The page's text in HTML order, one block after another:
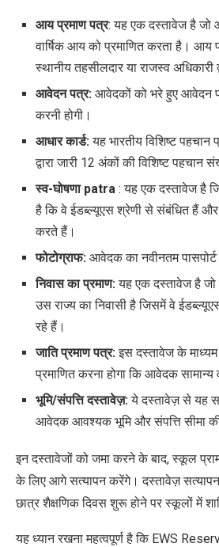
आय प्रमाण पत्र: यह एक दस्तावेज है जो
वार्षिक आय को प्रमाणित करता है। आय
स्थानीय तहसीलदार या राजस्व अधिकारी
आवेदन पत्र: आवेदकों को भरे हुए आवेदन
करनी होगी।
आधार कार्ड:यह भारतीय विशिष्ट
द्वारा जारी 12 अंकों की विशिष्ट पहचान
स्व-घोषणाpatra : यह एक दस्तावेज है
है कि वे ईडब्ल्यूएस श्रेणी से संबंधित हैं और
करते हैं।
फोटोग्राफ: आवेदक का नवीनतम
निवास का प्रमाण:यह एक दस्तावेज है
उस राज्य का निवासी है जिसमें वे
रहे हैं।
जाति प्रमाण पत्र:इस दस्तावेज के
प्रमाणित करना होगा कि आवेदक सामान्य
भूमि/संपत्ति दस्तावेज़:ये दस्तावेज़ से यह
आवेदक आवश्यक भूमि और संपत्ति सीमा की
इन दस्तावेजों को जमा करने के बाद,स्कूल
के लिए आगे सत्यापन करेंगे। दस्तावेज़ सत्यापन
छात्र शैक्षणिक दिवस शुरू होने पर स्कूलों में
यह ध्यान रखना महत्वपूर्ण है कि EWS